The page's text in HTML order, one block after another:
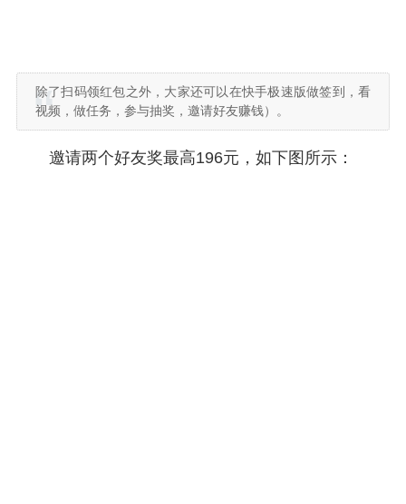
除了扫码领红包之外，大家还可以在快手极速版做签到，看
视频，做任务，参与抽奖，邀请好友赚钱）。
邀请两个好友奖最高196元，如下图所示：